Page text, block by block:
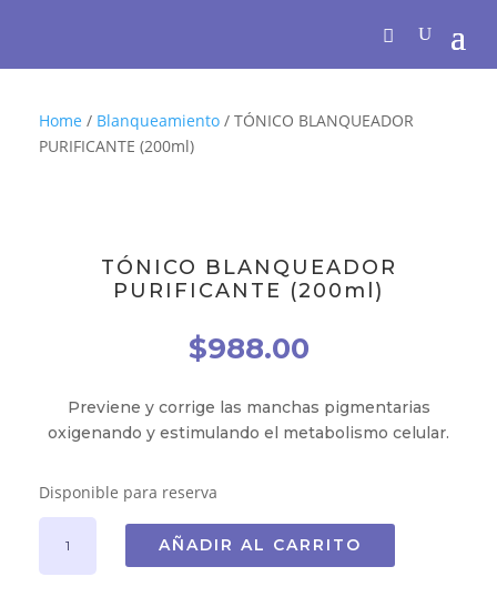
Home / Blanqueamiento / TÓNICO BLANQUEADOR
PURIFICANTE (200ml)
TÓNICO BLANQUEADOR
PURIFICANTE (200ml)
$988.00
Previene y corrige las manchas pigmentarias
oxigenando y estimulando el metabolismo celular.
Disponible para reserva
BLANQUEADOR
PURIFICANTE
AÑADIR AL CARRITO